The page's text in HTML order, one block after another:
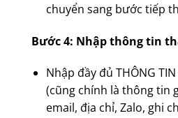
chuyển sang bước tiếp
Bước 4: Nhập thông tin
Nhập đầy đủ THÔNG
(cũng chính là thông tin
email, địa chỉ, Zalo, ghi